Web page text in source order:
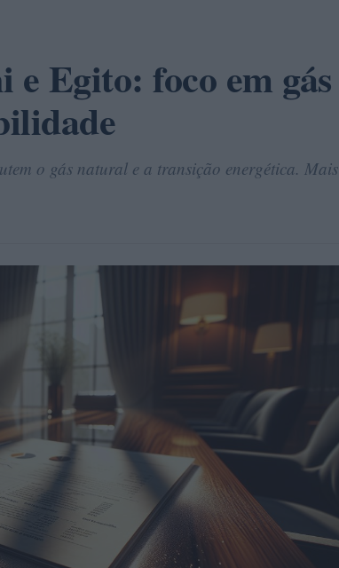
Egito: foco em gás
o gás natural e a transição energética. Mais